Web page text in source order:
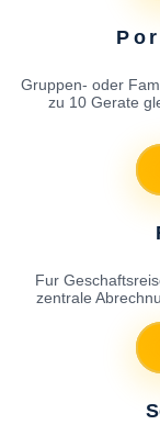
Gruppen- oder
zu 10 Gerate
Fur
zentrale